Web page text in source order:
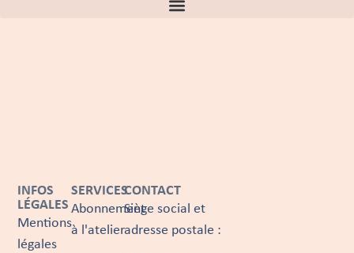
SERVICES
Abonnement
à l'atelier
INFOS
LÉGALES
Mentions
légales
CONTACT
Siège social et
adresse postale :